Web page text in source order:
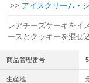
>> アイスクリーム・
レアチーズケーキをイ
ースとクッキーを混ぜ
商品管理番号
生産地